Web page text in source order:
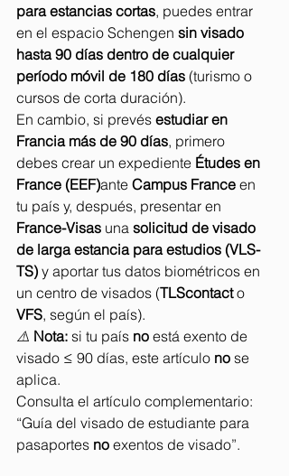
para estancias cortas, puedes entrar
en el espacio Schengen sin visado
hasta 90 días dentro de cualquier
período móvil de 180 días (turismo o
cursos de corta duración).
En cambio, si prevés estudiar en
Francia más de 90 días, primero
debes crear un expediente Études en
France (EEF)ante Campus France en
tu país y, después, presentar en
France-Visas una solicitud de visado
de larga estancia para estudios (VLS-
TS) y aportar tus datos biométricos en
un centro de visados (TLScontact o
VFS, según el país).
⚠️ Nota: si tu país no está exento de
visado ≤ 90 días, este artículo no se
aplica.
Consulta el artículo complementario:
“Guía del visado de estudiante para
pasaportes no exentos de visado”.